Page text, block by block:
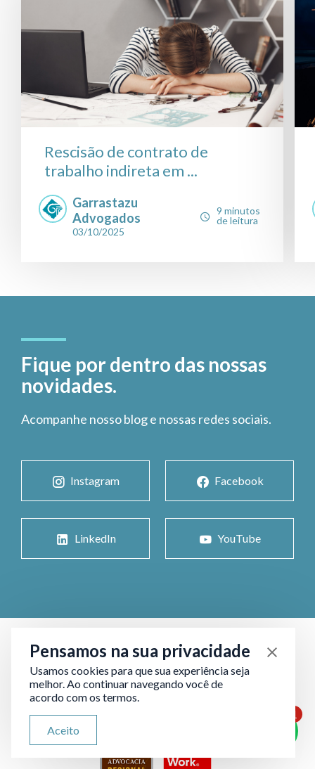
Rescisão de contrato de
trabalho indireta em ...
Garrastazu
Advogados
03/10/2025
9 minutos
de leitura
Fique por dentro das nossas
novidades.
Acompanhe nosso blog e nossas redes sociais.
Instagram Facebook
LinkedIn YouTube
1
Pensamos na sua privacidade
Usamos cookies para que sua experiência seja
melhor. Ao continuar navegando você de
acordo com os termos.
Aceito